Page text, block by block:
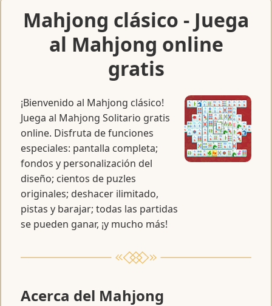
Mahjong clásico - Juega
al Mahjong online
gratis
¡Bienvenido al Mahjong clásico!
Juega al Mahjong Solitario gratis
online. Disfruta de funciones
especiales: pantalla completa;
fondos y personalización del
diseño; cientos de puzles
originales; deshacer ilimitado,
pistas y barajar; todas las partidas
se pueden ganar, ¡y mucho más!
Acerca del Mahjong